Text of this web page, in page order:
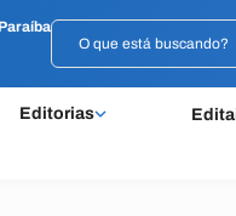
Editorias